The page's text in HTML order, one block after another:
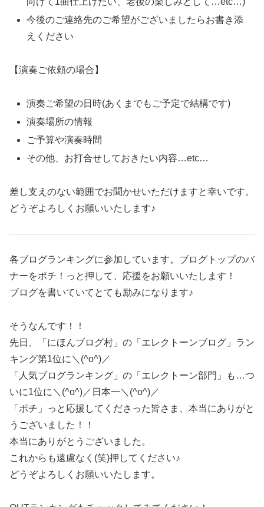
今後のご連絡先のご希望がございましたらお書き添
えください
【演奏ご依頼の場合】
演奏ご希望の日時(あくまでもご予定で結構です)
演奏場所の情報
ご予算や演奏時間
その他、お打合せしておきたい内容…etc…
差し支えのない範囲でお聞かせいただけますと幸いです。
どうぞよろしくお願いいたします♪
各ブログランキングに参加しています。ブログトップのバ
ナーをポチ！っと押して、応援をお願いいたします！
ブログを書いていてとても励みになります♪
そうなんです！！
先日、「にほんブログ村」の「エレクトーンブログ」ラン
キング第1位に＼(^o^)／
「人気ブログランキング」の「エレクトーン部門」も…つ
いに1位に＼(^o^)／日本一＼(^o^)／
「ポチ」っと応援してくださった皆さま、本当にありがと
うございました！！
本当にありがとうございました。
これからも遠慮なく(笑)押してください♪
どうぞよろしくお願いいたします。